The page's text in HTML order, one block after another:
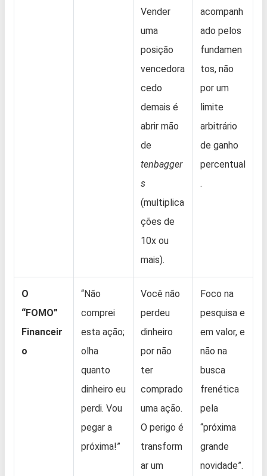
Vender
uma
posição
vencedora
cedo
demais é
abrir mão
de
tenbagger
s
(multiplica
ções de
10x ou
mais).
acompanh
ado pelos
fundamen
tos, não
por um
limite
arbitrário
de ganho
percentual
.
O
“FOMO”
Financeir
o
“Não
comprei
esta ação;
olha
quanto
dinheiro eu
perdi. Vou
pegar a
próxima!”
Você não
perdeu
dinheiro
por não
ter
comprado
uma ação.
O perigo é
transform
ar um
Foco na
pesquisa e
em valor, e
não na
busca
frenética
pela
“próxima
grande
novidade”.